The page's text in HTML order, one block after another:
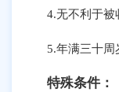
4.无不利于被收
5.年满三十周
特殊条件：